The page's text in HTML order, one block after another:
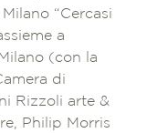
“Cercasi
a
(con la
di
Rizzoli arte &
Philip Morris